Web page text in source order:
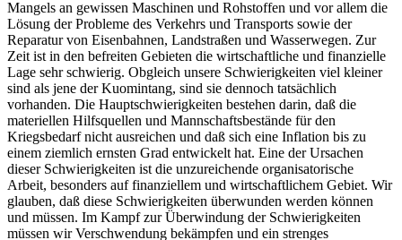
Mangels an gewissen Maschinen und Rohstoffen und vor allem die
Lösung der Probleme des Verkehrs und Transports sowie der
Reparatur von Eisenbahnen, Landstraßen und Wasserwegen. Zur
Zeit ist in den befreiten Gebieten die wirtschaftliche und finanzielle
Lage sehr schwierig. Obgleich unsere Schwierigkeiten viel kleiner
sind als jene der Kuomintang, sind sie dennoch tatsächlich
vorhanden. Die Hauptschwierigkeiten bestehen darin, daß die
materiellen Hilfsquellen und Mannschaftsbestände für den
Kriegsbedarf nicht ausreichen und daß sich eine Inflation bis zu
einem ziemlich ernsten Grad entwickelt hat. Eine der Ursachen
dieser Schwierigkeiten ist die unzureichende organisatorische
Arbeit, besonders auf finanziellem und wirtschaftlichem Gebiet. Wir
glauben, daß diese Schwierigkeiten überwunden werden können
und müssen. Im Kampf zur Überwindung der Schwierigkeiten
müssen wir Verschwendung bekämpfen und ein strenges